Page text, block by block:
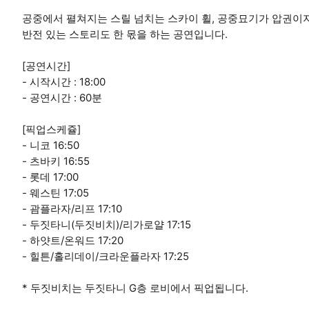
공중에서 펼쳐지는 스릴 넘치는 스카이 휠, 공중묘기가 압권이
반전 있는 스토리도 한 몫을 하는 공연입니다.
[공연시간]
- 시작시간 : 18:00
- 공연시간 : 60분
[픽업스케쥴]
- 니코 16:50
- 츠바키 16:55
- 롯데 17:00
- 웨스틴 17:05
- 괌플라자/리프 17:10
- 두짓타니(두짓비치)/리가로얄 17:15
- 하얏트/온워드 17:20
- 힐튼/홀리데이/크라운플라자 17:25
* 두짓비치는 두짓타니 G층 로비에서 픽업됩니다.